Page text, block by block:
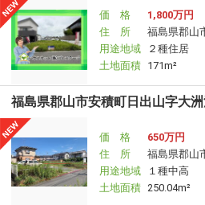
価 格
1,800万円
住 所
福島県郡山
用途地域
２種住居
土地面積 171m²
福島県郡山市安積町日出山字大
価 格
650万円
住 所
福島県郡山
用途地域
１種中高
土地面積 250.04m²